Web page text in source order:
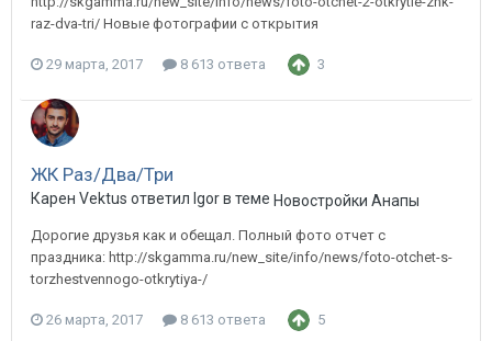
raz-dva-tri/ Новые фотографии с открытия
29 марта, 2017 8 613 ответа 3
ЖК Раз/Два/Три
Карен Vektus ответил Igor в теме Новостройки Анапы
Дорогие друзья как и обещал. Полный фото отчет с
праздника: http://skgamma.ru/new_site/info/news/foto-otchet-s-
torzhestvennogo-otkrytiya-/
26 марта, 2017 8 613 ответа 5